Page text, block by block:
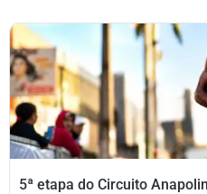
5ª etapa do Circuito